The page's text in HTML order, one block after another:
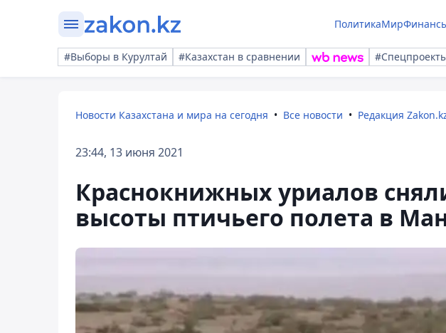
ПолитикаМир
#Выборы в Курултай #Казахстан в сравнении
Новости Казахстана и мира на сегодня Все новости Редакция
23:44, 13 июня 2021
Краснокнижных уриалов
высоты птичьего полета в